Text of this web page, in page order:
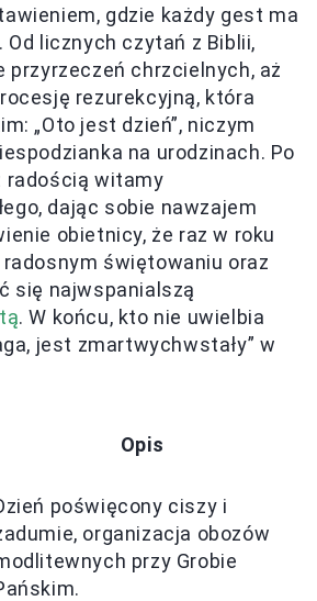
gdzie każdy gest ma
Od licznych czytań z Biblii,
przyrzeczeń chrzcielnych, aż
rezurekcyjną, która
„Oto jest dzień”, niczym
na urodzinach. Po
witamy
dając sobie nawzajem
obietnicy, że raz w roku
radosnym świętowaniu oraz
się najwspanialszą
. W końcu, kto nie uwielbia
jest zmartwychwstały” w
Opis
poświęcony ciszy i
organizacja obozów
przy Grobie